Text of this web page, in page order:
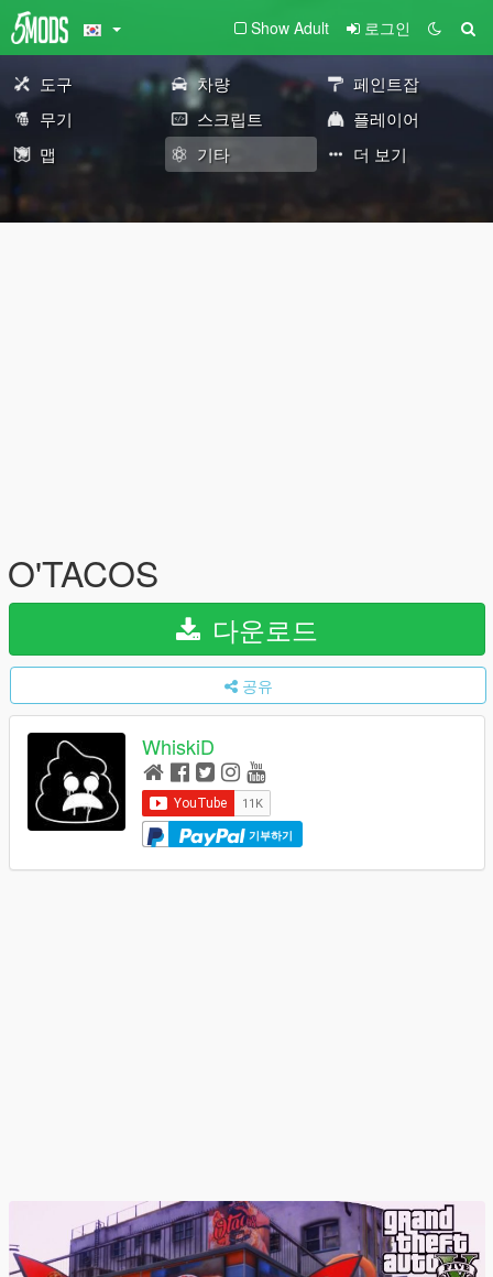
Show Adult 로그인
도구 차량
페인트잡
무기
스크립트
플레이어
맵
기타 더 보기
O'TACOS
다운로드
공유
WhiskiD
기부하기